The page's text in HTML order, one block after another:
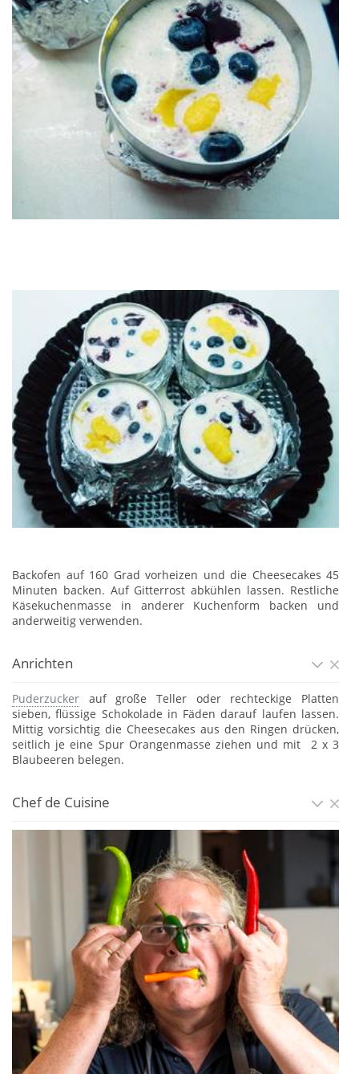
Backofen auf 160 Grad vorheizen und die Cheesecakes 45
Minuten backen. Auf Gitterrost abkühlen lassen. Restliche
Käsekuchenmasse in anderer Kuchenform backen und
anderweitig verwenden.
Anrichten
Puderzucker auf große Teller oder rechteckige Platten
sieben, flüssige Schokolade in Fäden darauf laufen lassen.
Mittig vorsichtig die Cheesecakes aus den Ringen drücken,
seitlich je eine Spur Orangenmasse ziehen und mit 2 x 3
Blaubeeren belegen.
Chef de Cuisine